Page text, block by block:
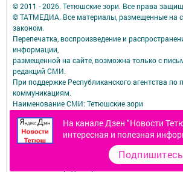
На канале Дзен "Новости
интересная и полезная
Подпишитесь
© 2011 - 2026. Тетюшские зори. Все права
© ТАТМЕДИА. Все материалы, размещенные на
законом.
Перепечатка, воспроизведение и
информации,
размещенной на сайте, возможна только с
редакций СМИ.
При поддержке Республиканского агентства по
коммуникациям.
Наименование СМИ: Тетюшские зори
№ записи о регистрации СМИ, дата: серия Эл
сентября 2018 г.
СМИ зарегистрированно Федеральной службой
связи,
информационных технологий и массовых